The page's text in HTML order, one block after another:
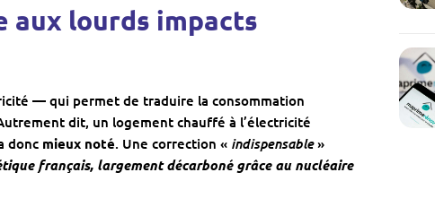
aux lourds impacts
— qui permet de traduire la consommation
dit, un logement chauffé à l’électricité
donc mieux noté. Une correction « indispensable»
français, largement décarboné grâce au nucléaire